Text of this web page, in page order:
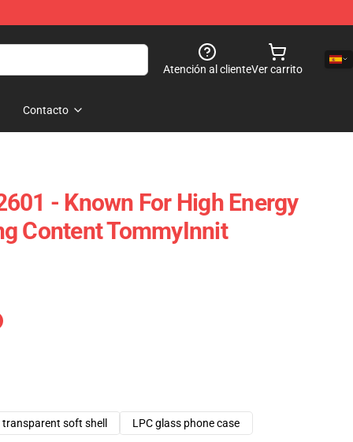
Atención al clienteVer carrito
Contacto
- Known For High Energy
Content TommyInnit
transparent soft shell LPC glass phone case